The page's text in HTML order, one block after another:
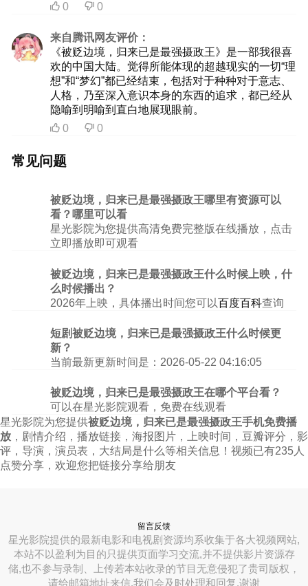
 0  0
来自腾讯网友评价：
《被贬边境，归来已是最强摄政王》是一部我很喜
欢的中国大陆。觉得所能体现的超越现实的一切“理
想”和“梦幻”都已经结束，包括对于种种对于意志、
人格，乃至深入意识本身的东西的追求，都已经从
隐喻到明喻到直白地展现眼前。
 0  0
常见问题
被贬边境，归来已是最强摄政王哪里有资源可以
看？哪里可以看
星光影院为您提供高清免费完整版在线播放，点击
立即播放即可观看
被贬边境，归来已是最强摄政王什么时候上映，什
么时候播出？
2026年上映，具体播出时间您可以百度百科查询
短剧被贬边境，归来已是最强摄政王什么时候更
新？
当前最新更新时间是：2026-05-22 04:16:05
被贬边境，归来已是最强摄政王在哪个平台看？
可以在星光影院观看，免费在线观看
星光影院为您提供被贬边境，归来已是最强摄政王手机免费播
放 ，剧情介绍，播放链接，海报图片，上映时间，豆瓣评分，影
评，导演，演员表，大结局是什么等相关信息！视频已有235人
点赞分享，欢迎您把链接分享给朋友
留言反馈
星光影院提供的最新电影和电视剧资源均系收集于各大视频网站,
本站不以盈利为目的只提供页面学习交流,并不提供影片资源存
储,也不参与录制、上传若本站收录的节目无意侵犯了贵司版权，
请给邮箱地址来信,我们会及时处理和回复,谢谢